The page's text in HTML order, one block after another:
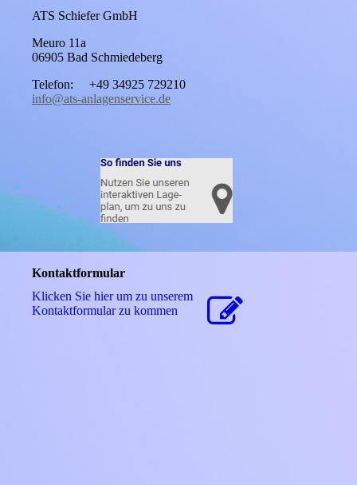
ATS Schiefer GmbH
Meuro 11a
06905 Bad Schmiedeberg
Telefon: +49 34925 729210
info@ats-anlagenservice.de
Kontaktformular
Klicken Sie hier um zu unserem
Kon­takt­for­mu­lar zu kommen